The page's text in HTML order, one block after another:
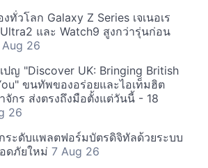
ทั่วโลก Galaxy Z Series เจเนอเร
และ Watch9 สูงกว่ารุ่นก่อน
Aug 26
ปญ "Discover UK: Bringing British
ขนทัพของอร่อยและไอเท็มฮิต
กร ส่งตรงถึงมือตั้งแต่วันนี้ - 18
26
ระดับแพลตฟอร์มบัตรดิจิทัลด้วยระบบ
ดภัยใหม่ 7 Aug 26